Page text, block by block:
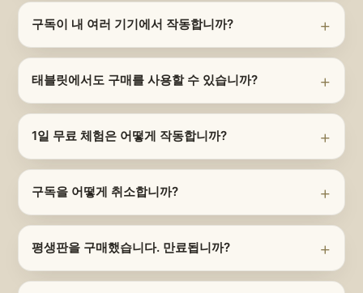
구독이 내 여러 기기에서 작동합니까?
태블릿에서도 구매를 사용할 수 있습니까?
1일 무료 체험은 어떻게 작동합니까?
구독을 어떻게 취소합니까?
평생판을 구매했습니다. 만료됩니까?